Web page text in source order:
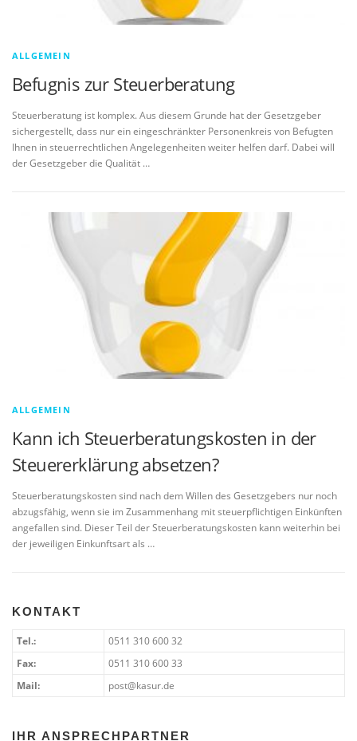
ALLGEMEIN
Befugnis zur Steuerberatung
Steuerberatung ist komplex. Aus diesem Grunde hat der Gesetzgeber
sichergestellt, dass nur ein eingeschränkter Personenkreis von Befugten
Ihnen in steuerrechtlichen Angelegenheiten weiter helfen darf. Dabei will
der Gesetzgeber die Qualität …
ALLGEMEIN
Kann ich Steuerberatungskosten in der
Steuererklärung absetzen?
Steuerberatungskosten sind nach dem Willen des Gesetzgebers nur noch
abzugsfähig, wenn sie im Zusammenhang mit steuerpflichtigen Einkünften
angefallen sind. Dieser Teil der Steuerberatungskosten kann weiterhin bei
der jeweiligen Einkunftsart als …
KONTAKT
Tel.:
0511 310 600 32
Fax:
0511 310 600 33
Mail:
post@kasur.de
IHR ANSPRECHPARTNER